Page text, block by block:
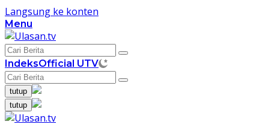
Langsung ke konten
Menu
IndeksOfficial UTV
tutup
tutup